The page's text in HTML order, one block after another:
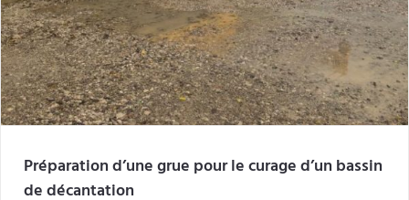
Préparation d’une grue pour le curage d’un bassin
de décantation